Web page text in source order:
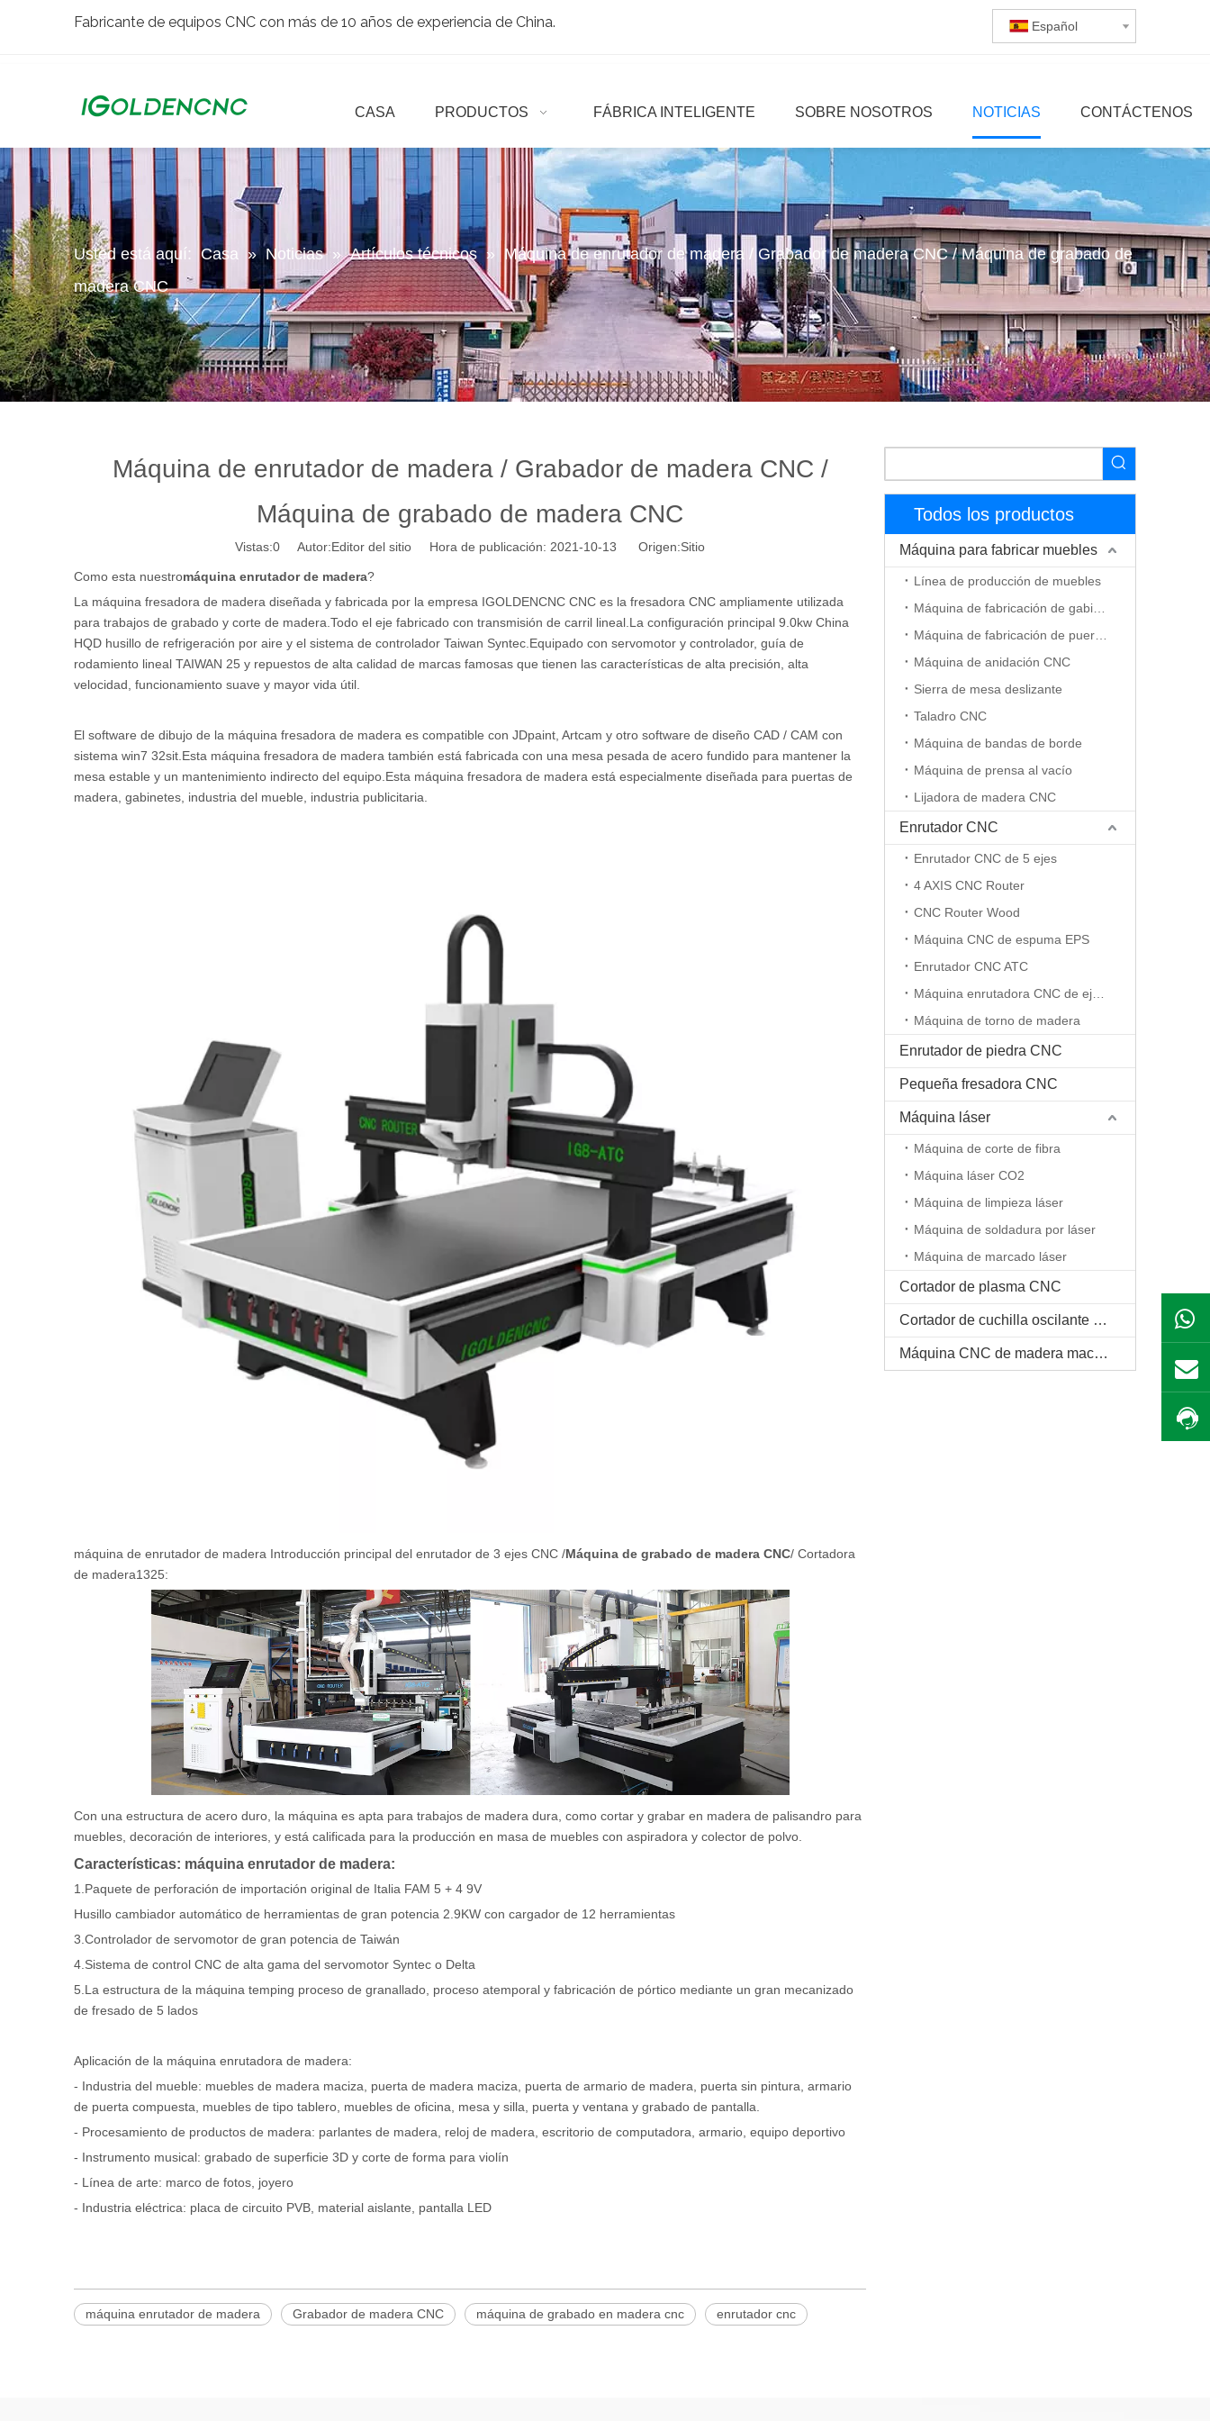
Fabricante de equipos CNC con más de 10 años de experiencia de China. Español
CASA PRODUCTOS FÁBRICA INTELIGENTE SOBRE NOSOTROS NOTICIAS CONTÁCTENOS
Usted está aquí: Casa » Noticias » Artículos técnicos » Máquina de enrutador de madera / Grabador de madera CNC / Máquina de grabado de
madera CNC
Máquina de enrutador de madera / Grabador de madera CNC /
Máquina de grabado de madera CNC
Vistas:0 Autor:Editor del sitio Hora de publicación: 2021-10-13 Origen:Sitio
Como esta nuestromáquina enrutador de madera?
La máquina fresadora de madera diseñada y fabricada por la empresa IGOLDENCNC CNC es la fresadora CNC ampliamente utilizada
para trabajos de grabado y corte de madera.Todo el eje fabricado con transmisión de carril lineal.La configuración principal 9.0kw China
HQD husillo de refrigeración por aire y el sistema de controlador Taiwan Syntec.Equipado con servomotor y controlador, guía de
rodamiento lineal TAIWAN 25 y repuestos de alta calidad de marcas famosas que tienen las características de alta precisión, alta
velocidad, funcionamiento suave y mayor vida útil.
El software de dibujo de la máquina fresadora de madera es compatible con JDpaint, Artcam y otro software de diseño CAD / CAM con
sistema win7 32sit.Esta máquina fresadora de madera también está fabricada con una mesa pesada de acero fundido para mantener la
mesa estable y un mantenimiento indirecto del equipo.Esta máquina fresadora de madera está especialmente diseñada para puertas de
madera, gabinetes, industria del mueble, industria publicitaria.
máquina de enrutador de madera Introducción principal del enrutador de 3 ejes CNC /Máquina de grabado de madera CNC/ Cortadora
de madera1325:
Con una estructura de acero duro, la máquina es apta para trabajos de madera dura, como cortar y grabar en madera de palisandro para
muebles, decoración de interiores, y está calificada para la producción en masa de muebles con aspiradora y colector de polvo.
Características: máquina enrutador de madera:
1.Paquete de perforación de importación original de Italia FAM 5 + 4 9V
Husillo cambiador automático de herramientas de gran potencia 2.9KW con cargador de 12 herramientas
3.Controlador de servomotor de gran potencia de Taiwán
4.Sistema de control CNC de alta gama del servomotor Syntec o Delta
5.La estructura de la máquina temping proceso de granallado, proceso atemporal y fabricación de pórtico mediante un gran mecanizado
de fresado de 5 lados
Aplicación de la máquina enrutadora de madera:
- Industria del mueble: muebles de madera maciza, puerta de madera maciza, puerta de armario de madera, puerta sin pintura, armario
de puerta compuesta, muebles de tipo tablero, muebles de oficina, mesa y silla, puerta y ventana y grabado de pantalla.
- Procesamiento de productos de madera: parlantes de madera, reloj de madera, escritorio de computadora, armario, equipo deportivo
- Instrumento musical: grabado de superficie 3D y corte de forma para violín
- Línea de arte: marco de fotos, joyero
- Industria eléctrica: placa de circuito PVB, material aislante, pantalla LED
máquina enrutador de madera Grabador de madera CNC máquina de grabado en madera cnc enrutador cnc
Todos los productos
Máquina para fabricar muebles
Línea de producción de muebles
Máquina de anidación CNC
Sierra de mesa deslizante
Taladro CNC
Máquina de bandas de borde
Máquina de prensa al vacío
Lijadora de madera CNC
Enrutador CNC
Enrutador CNC de 5 ejes
4 AXIS CNC Router
CNC Router Wood
Máquina CNC de espuma EPS
Enrutador CNC ATC
Máquina de torno de madera
Enrutador de piedra CNC
Pequeña fresadora CNC
Máquina láser
Máquina de corte de fibra
Máquina láser CO2
Máquina de limpieza láser
Máquina de soldadura por láser
Máquina de marcado láser
Cortador de plasma CNC
Cortador de cuchilla oscilante CNC
Máquina CNC de madera maciza